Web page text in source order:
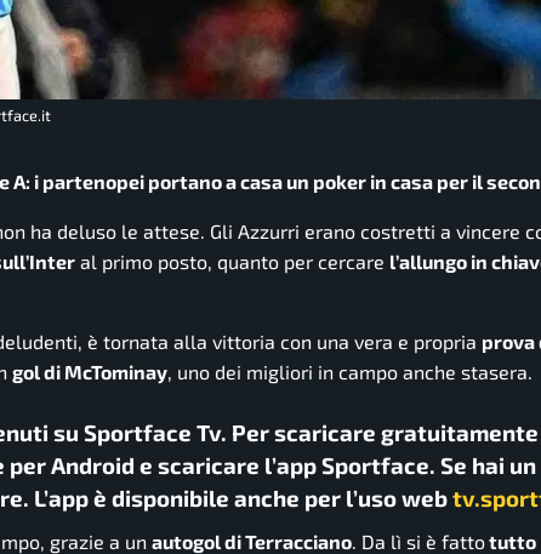
A: i partenopei portano a casa un poker in casa per il
ha deluso le attese. Gli Azzurri erano costretti a vincere
al primo posto, quanto per cercare l’allungo in
è tornata alla vittoria con una vera e propria prova
gol di McTominay, uno dei migliori in campo anche stasera.
su Sportface Tv. Per scaricare gratuitamente
Android e scaricare l’app Sportface. Se hai
L’app è disponibile anche per l’uso web
grazie a un autogol di Terracciano . Da lì si è fattotutto